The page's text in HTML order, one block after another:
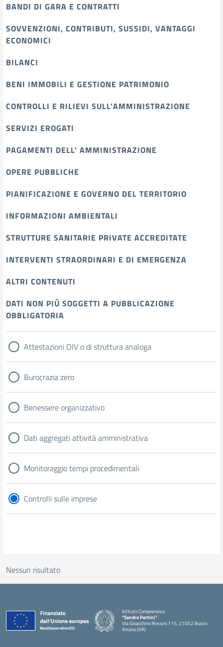
BANDI DI GARA E CONTRATTI
SOVVENZIONI, CONTRIBUTI, SUSSIDI, VANTAGGI
ECONOMICI
BILANCI
BENI IMMOBILI E GESTIONE PATRIMONIO
CONTROLLI E RILIEVI SULL'AMMINISTRAZIONE
SERVIZI EROGATI
PAGAMENTI DELL' AMMINISTRAZIONE
OPERE PUBBLICHE
PIANIFICAZIONE E GOVERNO DEL TERRITORIO
INFORMAZIONI AMBIENTALI
STRUTTURE SANITARIE PRIVATE ACCREDITATE
INTERVENTI STRAORDINARI E DI EMERGENZA
ALTRI CONTENUTI
DATI NON PIÙ SOGGETTI A PUBBLICAZIONE
OBBLIGATORIA
Attestazioni OIV o di struttura analoga
Burocrazia zero
Benessere organizzativo
Dati aggregati attività amministrativa
Monitoraggio tempi procedimentali
Controlli sulle imprese
Nessun risultato
Istituto Comprensivo
"Sandro Pertini"
Via Gioacchino Rossini 115, 21052 Busto
Arsizio (VA)